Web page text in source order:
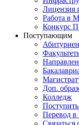
Лицензия
Работа в
Конкурс
Поступающим
Доп.
Колледж
Перевод